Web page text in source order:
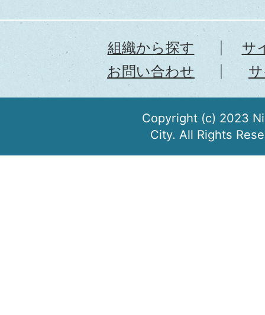
組織から探す
サ
お問い合わせ
Copyright (c) 2023
City. All Rights